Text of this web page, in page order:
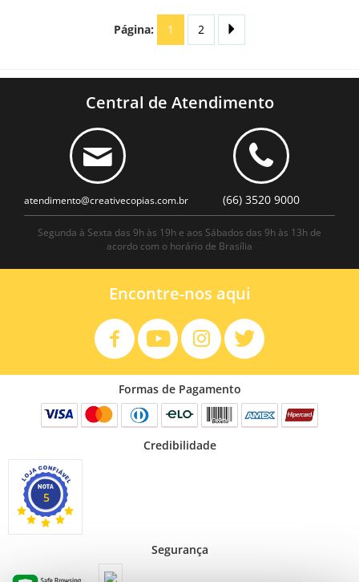
Página: 1 2
Central de Atendimento
atendimento@creativecopias.com.br (66) 3520 9000
Segunda à Sexta das 9h às 19h e aos Sábados das 9h às 13h de
acordo com o horário de Brasília
Encontre-nos aqui
Formas de Pagamento
Credibilidade
5
Segurança